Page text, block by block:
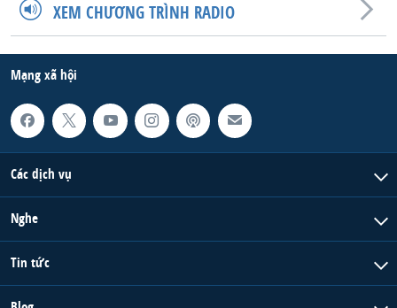
XEM CHƯƠNG TRÌNH RADIO
Mạng xã hội
Các dịch vụ
Nghe
Tin tức